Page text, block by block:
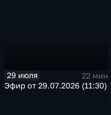
29 июля
22 мин
Эфир от 29.07.2026 (11:30)